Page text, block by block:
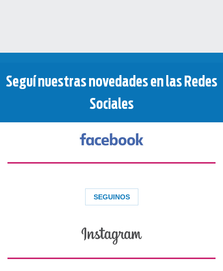
Cargar más...
Seguí nuestras novedades en las Redes
Sociales
SEGUINOS